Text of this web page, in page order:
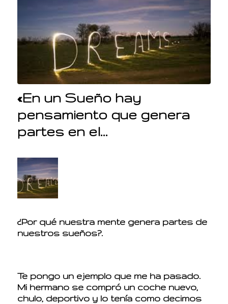
«En un Sueño hay
pensamiento que genera
partes en el…
¿Por qué nuestra mente genera partes de
nuestros sueños?.
Te pongo un ejemplo que me ha pasado.
Mi hermano se compró un coche nuevo,
chulo, deportivo y lo tenía como decimos